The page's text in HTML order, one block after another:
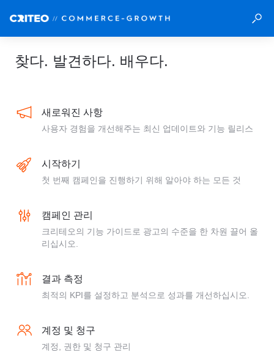
찾다. 발견하다. 배우다.
새로워진 사항
사용자 경험을 개선해주는 최신 업데이트와 기능 릴리스
시작하기
첫 번째 캠페인을 진행하기 위해 알아야 하는 모든 것
캠페인 관리
크리테오의 기능 가이드로 광고의 수준을 한 차원 끌어 올
리십시오.
결과 측정
최적의 KPI를 설정하고 분석으로 성과를 개선하십시오.
계정 및 청구
계정, 권한 및 청구 관리